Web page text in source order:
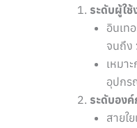
ระดับผู้ใ
อินเท
จนถึง
เหมา
อุปก
ระดับองค์
สายใ